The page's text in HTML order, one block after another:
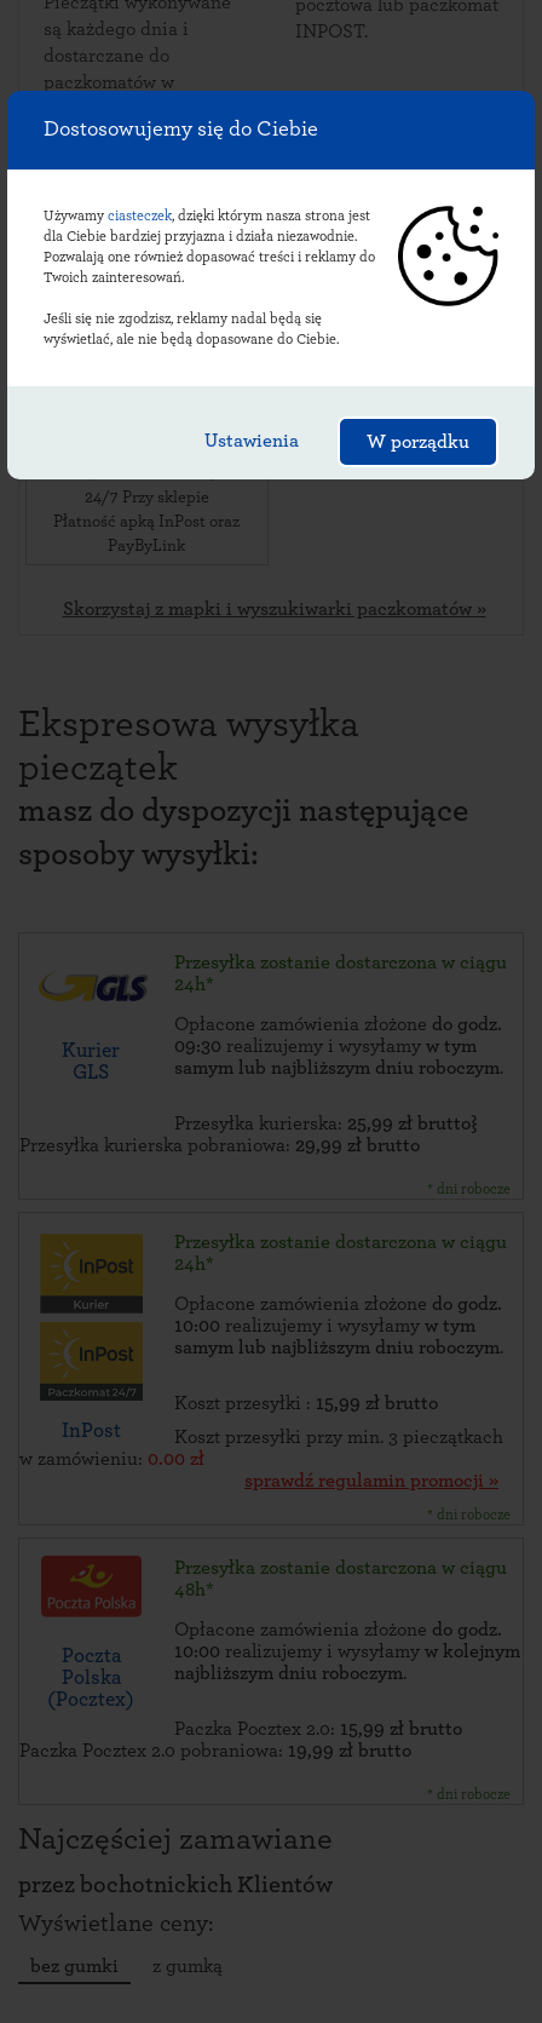
Dostosowujemy się do Ciebie
Używamy ciasteczek, dzięki którym nasza strona jest
dla Ciebie bardziej przyjazna i działa niezawodnie.
Pozwalają one również dopasować treści i reklamy do
Twoich zainteresowań.
Jeśli się nie zgodzisz, reklamy nadal będą się
wyświetlać, ale nie będą dopasowane do Ciebie.
Ustawienia W porządku
są każdego dnia i
dostarczane do
paczkomatów w
pocztowa lub paczkomat
INPOST.
Sprawdź lokalizacje
bochotnickich
paczkomatów:
24/7 Przy sklepie
Płatność apką InPost oraz
PayByLink
Skorzystaj z mapki i wyszukiwarki paczkomatów »
Ekspresowa wysyłka
pieczątek
masz do dyspozycji następujące
sposoby wysyłki:
Kurier
GLS
Przesyłka zostanie dostarczona w ciągu
24h*
Opłacone zamówienia złożone do godz.
09:30 realizujemy i wysyłamy w tym
samym lub najbliższym dniu roboczym.
Przesyłka kurierska: 25,99 zł brutto}
Przesyłka kurierska pobraniowa: 29,99 zł brutto
* dni robocze
InPost
Przesyłka zostanie dostarczona w ciągu
24h*
Opłacone zamówienia złożone do godz.
10:00 realizujemy i wysyłamy w tym
samym lub najbliższym dniu roboczym.
Koszt przesyłki : 15,99 zł brutto
Koszt przesyłki przy min. 3 pieczątkach
w zamówieniu: 0.00 zł
sprawdź regulamin promocji »
* dni robocze
Poczta
Polska
(Pocztex)
Przesyłka zostanie dostarczona w ciągu
48h*
Opłacone zamówienia złożone do godz.
10:00 realizujemy i wysyłamy w kolejnym
najbliższym dniu roboczym.
Paczka Pocztex 2.0: 15,99 zł brutto
Paczka Pocztex 2.0 pobraniowa: 19,99 zł brutto
* dni robocze
Najczęściej zamawiane
przez bochotnickich Klientów
Wyświetlane ceny:
bez gumki z gumką